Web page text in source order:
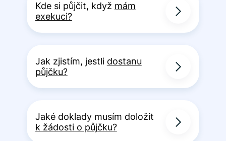
Kde si půjčit, když mám
exekuci?
Jak zjistím, jestli dostanu
půjčku?
Jaké doklady musím doložit
k žádosti o půjčku?